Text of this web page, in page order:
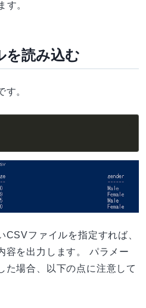
す。
を読み込む
す。
CSVファイルを指定すれば、
容を出力します。 パラメー
た場合、以下の点に注意して